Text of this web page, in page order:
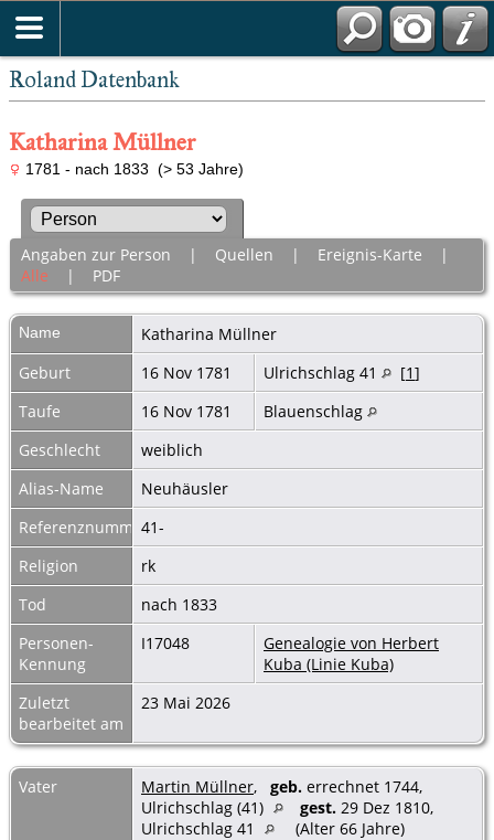
Roland Datenbank
Katharina Müllner
1781 - nach 1833 (> 53 Jahre)
Angaben zur Person | Quellen | Ereignis-Karte |
Alle | PDF
Name Katharina Müllner
Geburt
16 Nov 1781 Ulrichschlag 41 [1]
Taufe
16 Nov 1781
Blauenschlag
Geschlecht
weiblich
Alias-Name
Neuhäusler
Referenznummer41-
Religion
rk
Tod
nach 1833
Personen-
Kennung
I17048
Genealogie von Herbert
Kuba (Linie Kuba)
Zuletzt
bearbeitet am
23 Mai 2026
Vater Martin Müllner, geb. errechnet 1744,
Ulrichschlag (41)
gest. 29 Dez 1810,
Ulrichschlag 41
(Alter 66 Jahre)